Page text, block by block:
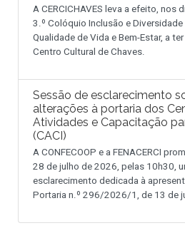
A CERCICHAVES leva a efeito, nos
3.º Colóquio Inclusão e
Qualidade de Vida e Bem-Estar, a
Centro Cultural de Chaves.
Sessão de esclarecimento
alterações à portaria dos
Atividades e Capacitação
(CACI)
A CONFECOOP e a FENACERCI
28 de julho de 2026, pelas 10h30,
esclarecimento dedicada à
Portaria n.º 296/2026/1, de 13 de